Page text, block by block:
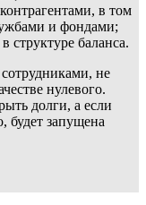
в том
и фондами;
структуре баланса.
не
нулевого.
долги, а если
будет запущена